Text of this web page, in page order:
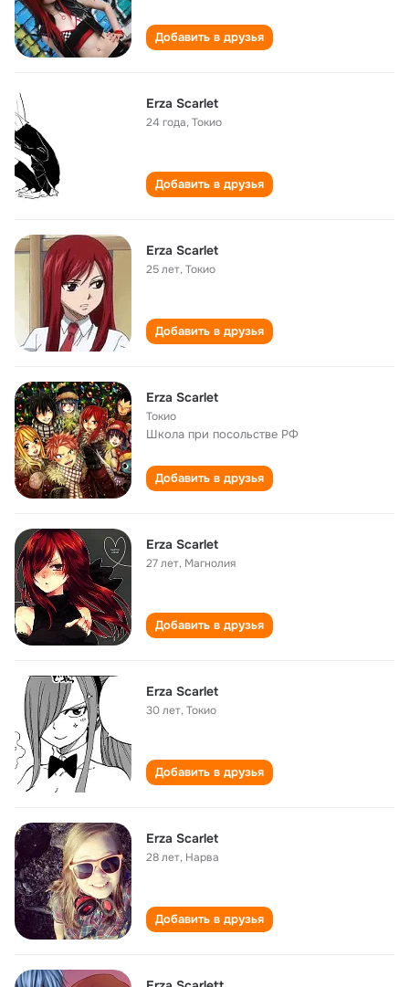
Добавить в друзья
Erza Scarlet
24 года,Токио
Добавить в друзья
Erza Scarlet
25 лет,Токио
Добавить в друзья
Erza Scarlet
Токио
Школа при посольстве РФ
Добавить в друзья
Erza Scarlet
27 лет, Магнолия
Добавить в друзья
Erza Scarlet
30 лет,Токио
Добавить в друзья
Erza Scarlet
28 лет, Нарва
Добавить в друзья